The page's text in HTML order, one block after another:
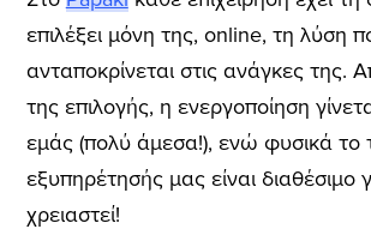
επιλέξει μόνη της, online, τη λύση
ανταποκρίνεται στις ανάγκες της.
της επιλογής, η ενεργοποίηση
εμάς (πολύ άμεσα!), ενώ φυσικά το
εξυπηρέτησής μας είναι διαθέσιμο
χρειαστεί!